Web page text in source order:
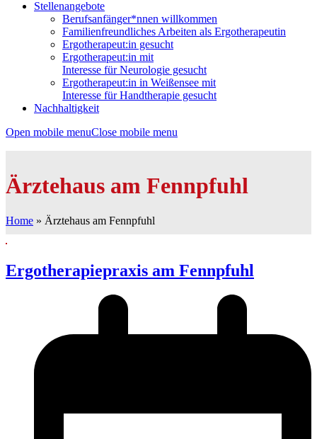
Stellenangebote
Berufsanfänger*nnen willkommen
Familienfreundliches Arbeiten als Ergotherapeutin
Ergotherapeut:in gesucht
Ergotherapeut:in mit
Interesse für Neurologie gesucht
Ergotherapeut:in in Weißensee mit
Interesse für Handtherapie gesucht
Nachhaltigkeit
Open mobile menuClose mobile menu
Ärztehaus am Fennpfuhl
Home » Ärztehaus am Fennpfuhl
Ergotherapiepraxis am Fennpfuhl